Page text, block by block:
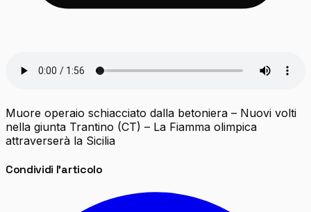
Muore operaio schiacciato dalla betoniera – Nuovi volti
nella giunta Trantino (CT) – La Fiamma olimpica
attraverserà la Sicilia
Condividi l'articolo